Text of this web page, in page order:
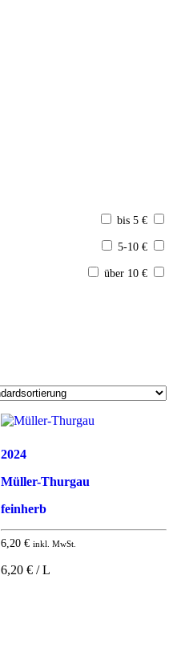
bis 5 €
5-10 €
über 10 €
2024
Müller-Thurgau
feinherb
6,20 € inkl. MwSt.
6,20 € / L